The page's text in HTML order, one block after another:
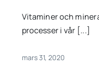
Vitaminer och
processer i vår [...]
mars 31, 2020